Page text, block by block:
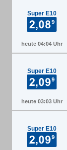
Super E10
heute 04:04 Uhr
Super E10
heute 03:03 Uhr
Super E10